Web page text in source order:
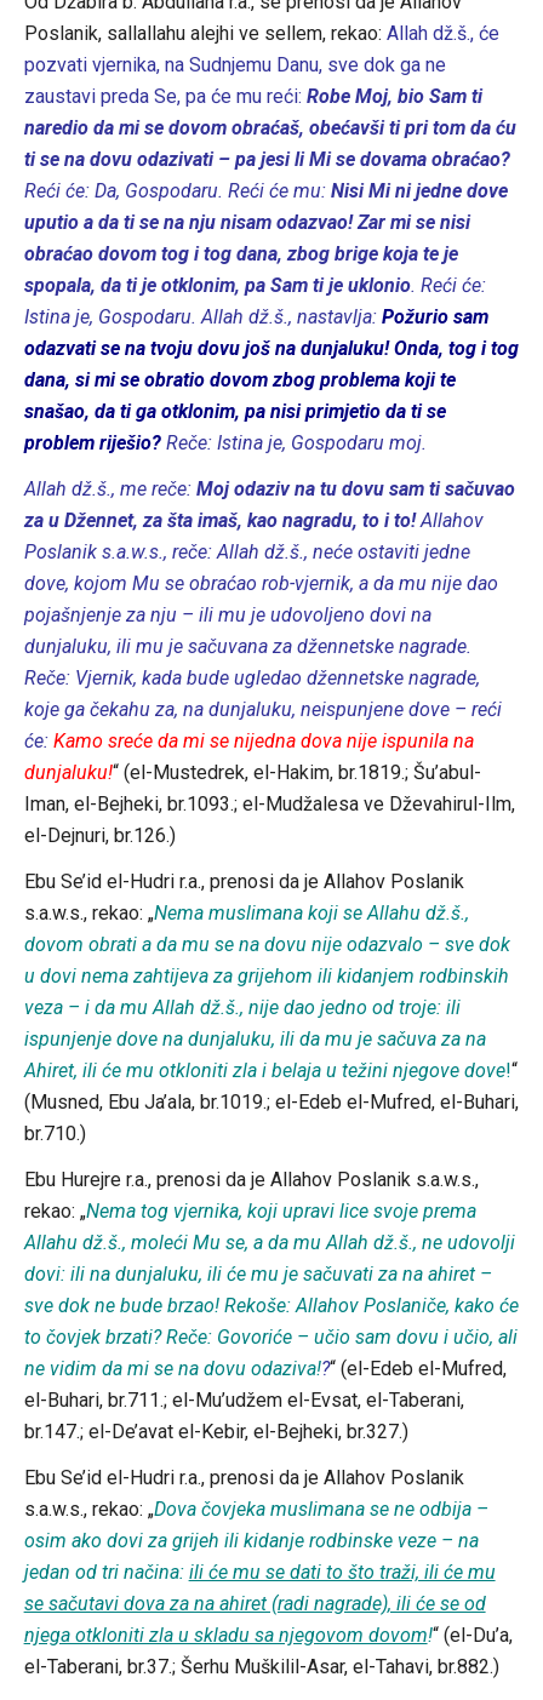
Poslanik, sallallahu alejhi ve sellem, rekao: Allah dž.š., će
pozvati vjernika, na Sudnjemu Danu, sve dok ga ne
zaustavi preda Se, pa će mu reći: Robe Moj, bio Sam ti
naredio da mi se dovom obraćaš, obećavši ti pri tom da ću
ti se na dovu odazivati – pa jesi li Mi se dovama obraćao?
Reći će: Da, Gospodaru. Reći će mu: Nisi Mi ni jedne dove
uputio a da ti se na nju nisam odazvao! Zar mi se nisi
obraćao dovom tog i tog dana, zbog brige koja te je
spopala, da ti je otklonim, pa Sam ti je uklonio. Reći će:
Istina je, Gospodaru. Allah dž.š., nastavlja: Požurio sam
odazvati se na tvoju dovu još na dunjaluku! Onda, tog i tog
dana, si mi se obratio dovom zbog problema koji te
snašao, da ti ga otklonim, pa nisi primjetio da ti se
problem riješio?Reče: Istina je, Gospodaru moj.
Allah dž.š., me reče: Moj odaziv na tu dovu sam ti sačuvao
za u Džennet, za šta imaš, kao nagradu, to i to!Allahov
Poslanik s.a.w.s., reče: Allah dž.š., neće ostaviti jedne
dove, kojom Mu se obraćao rob-vjernik, a da mu nije dao
pojašnjenje za nju – ili mu je udovoljeno dovi na
dunjaluku, ili mu je sačuvana za džennetske nagrade.
Reče: Vjernik, kada bude ugledao džennetske nagrade,
koje ga čekahu za, na dunjaluku, neispunjene dove – reći
će: Kamo sreće da mi se nijedna dova nije ispunila na
dunjaluku!“ (el-Mustedrek, el-Hakim, br.1819.; Šu’abul-
Iman, el-Bejheki, br.1093.; el-Mudžalesa ve Dževahirul-Ilm,
el-Dejnuri, br.126.)
Ebu Se’id el-Hudri r.a., prenosi da je Allahov Poslanik
s.a.w.s., rekao: „Nema muslimana koji se Allahu dž.š.,
dovom obrati a da mu se na dovu nije odazvalo – sve dok
u dovi nema zahtijeva za grijehom ili kidanjem rodbinskih
veza – i da mu Allah dž.š., nije dao jedno od troje: ili
ispunjenje dove na dunjaluku, ili da mu je sačuva za na
Ahiret, ili će mu otkloniti zla i belaja u težini njegove dove!“
(Musned, Ebu Ja’ala, br.1019.; el-Edeb el-Mufred, el-Buhari,
br.710.)
Ebu Hurejre r.a., prenosi da je Allahov Poslanik s.a.w.s.,
rekao: „Nema tog vjernika, koji upravi lice svoje prema
Allahu dž.š., moleći Mu se, a da mu Allah dž.š., ne udovolji
dovi: ili na dunjaluku, ili će mu je sačuvati za na ahiret –
sve dok ne bude brzao! Rekoše: Allahov Poslaniče, kako će
to čovjek brzati? Reče: Govoriće – učio sam dovu i učio, ali
ne vidim da mi se na dovu odaziva!?“ (el-Edeb el-Mufred,
el-Buhari, br.711.; el-Mu’udžem el-Evsat, el-Taberani,
br.147.; el-De’avat el-Kebir, el-Bejheki, br.327.)
Ebu Se’id el-Hudri r.a., prenosi da je Allahov Poslanik
s.a.w.s., rekao: „Dova čovjeka muslimana se ne odbija –
osim ako dovi za grijeh ili kidanje rodbinske veze – na
jedan od tri načina: ili će mu se dati to što traži, ili će mu
se sačutavi dova za na ahiret (radi nagrade), ili će se od
njega otkloniti zla u skladu sa njegovom dovom!“ (el-Du’a,
el-Taberani, br.37.; Šerhu Muškilil-Asar, el-Tahavi, br.882.)